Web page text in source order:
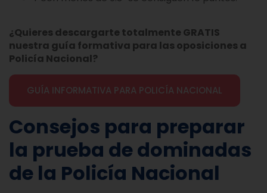
¿Quieres descargarte totalmente GRATIS
nuestra guía formativa para las oposiciones a
Policía Nacional?
GUÍA INFORMATIVA PARA POLICÍA NACIONAL
Consejos para preparar
la prueba de dominadas
de la Policía Nacional